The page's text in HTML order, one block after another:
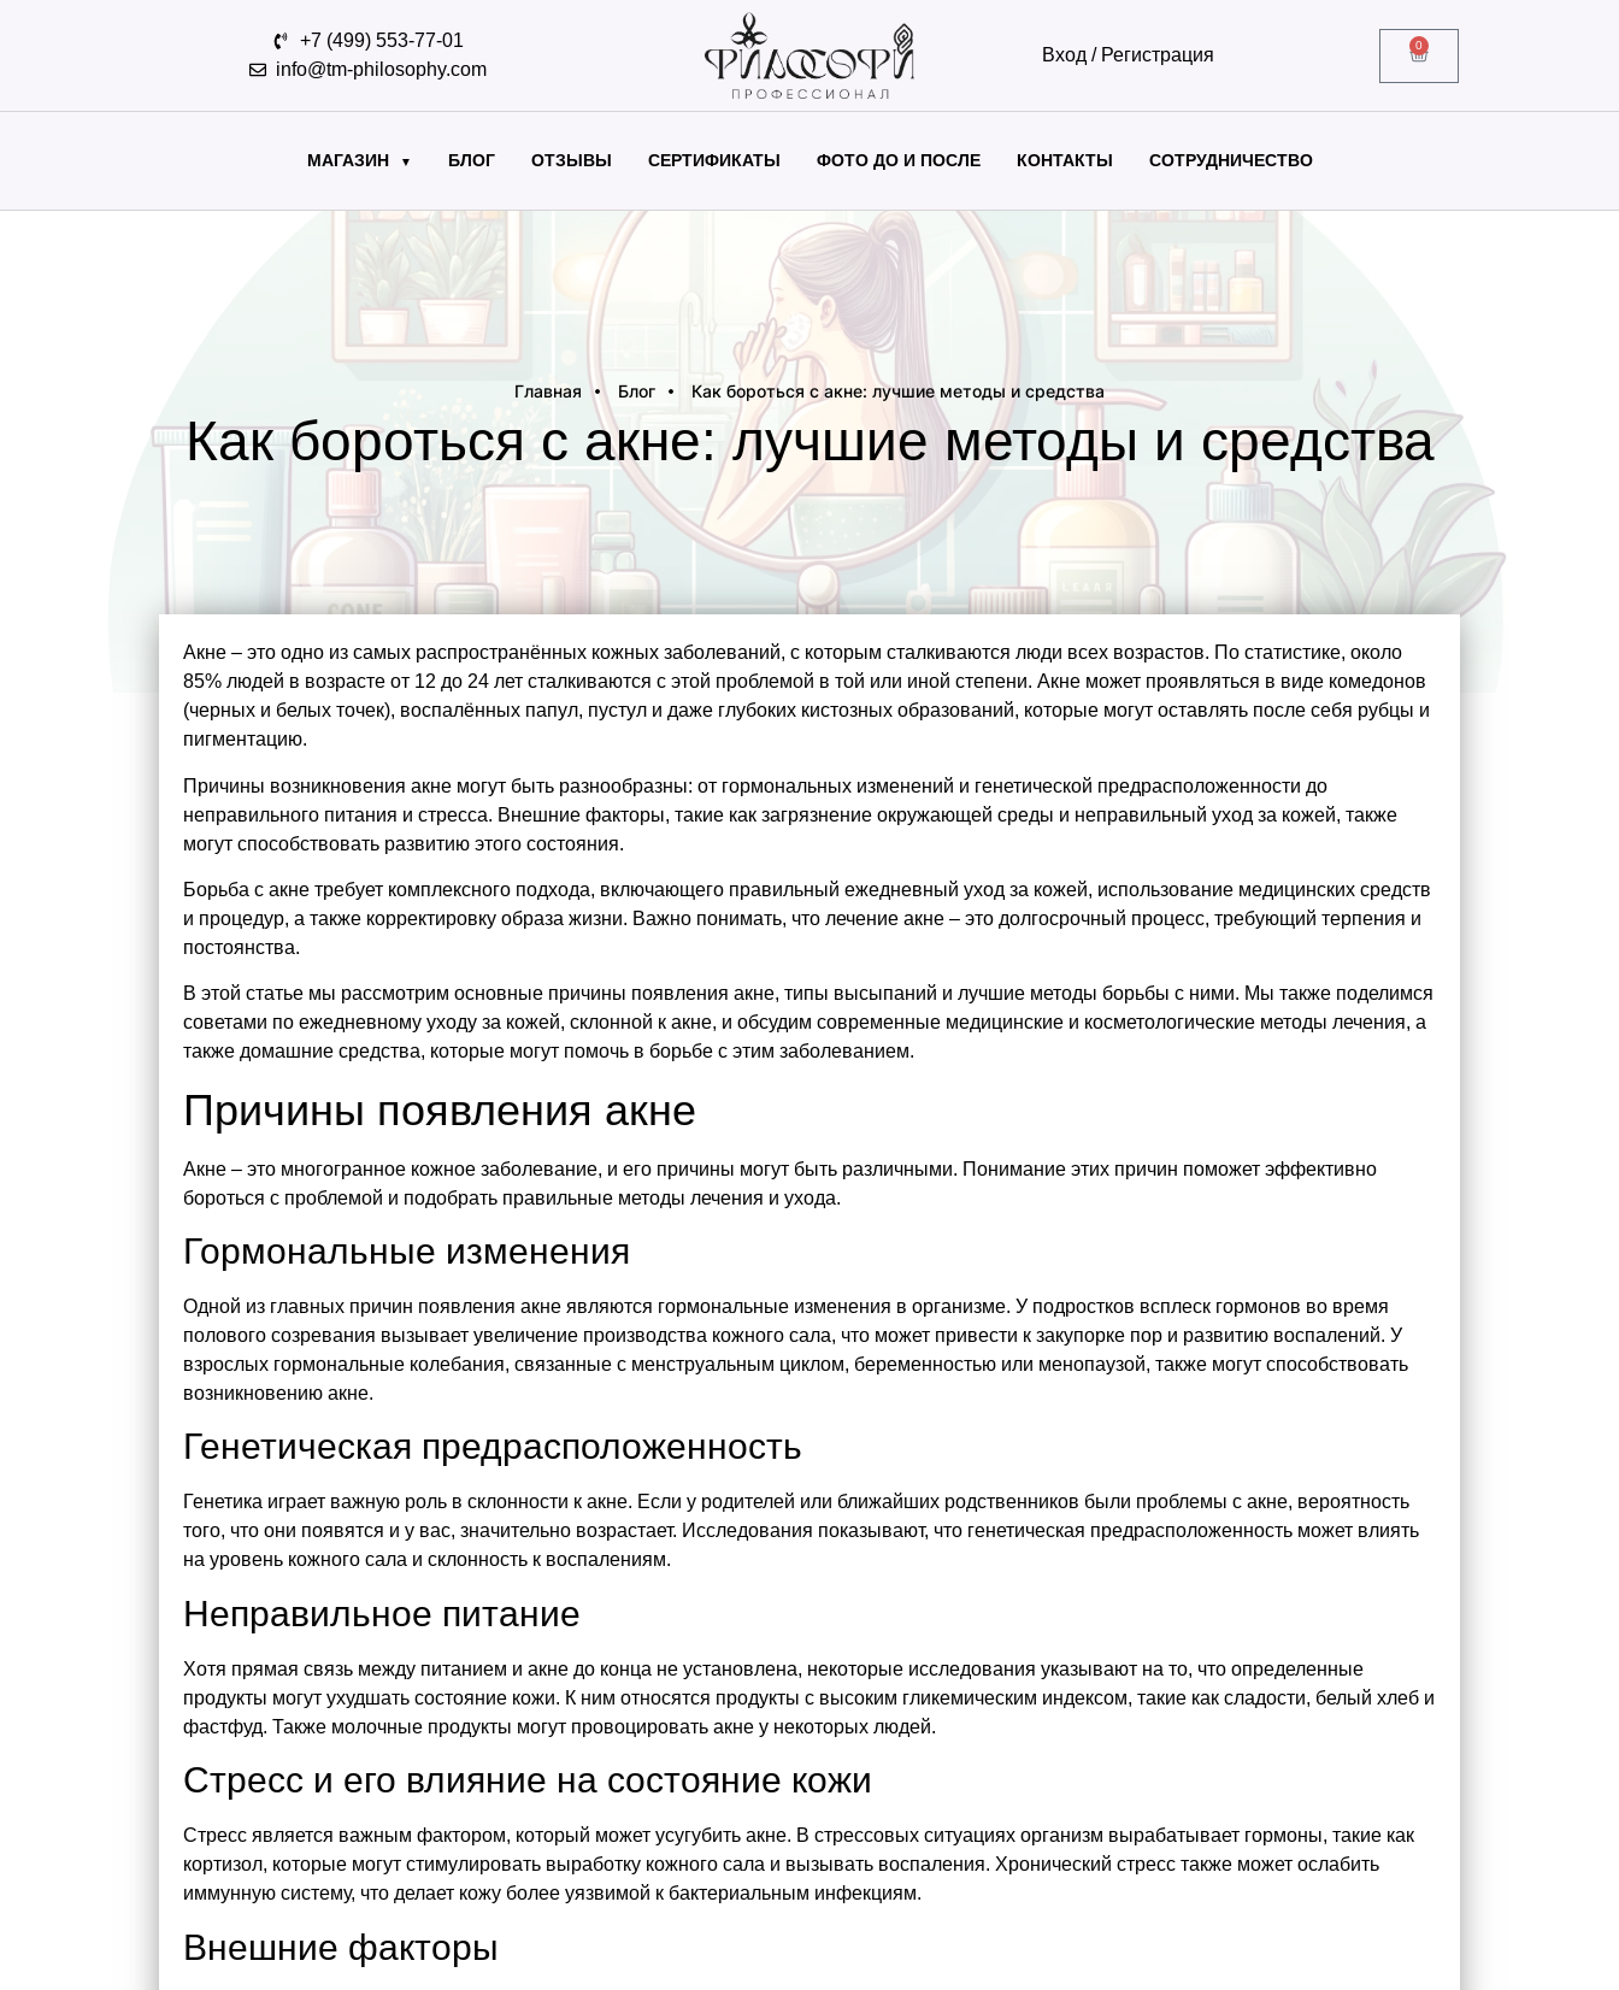
+7 (499) 553-77-01
info@tm-philosophy.com
Вход / Регистрация 0
МАГАЗИН ▼ БЛОГ ОТЗЫВЫ СЕРТИФИКАТЫ ФОТО ДО И ПОСЛЕ КОНТАКТЫ СОТРУДНИЧЕСТВО
Главная Блог Как бороться с акне: лучшие методы и средства
Как бороться с акне: лучшие методы и средства
Акне – это одно из самых распространённых кожных заболеваний, с которым сталкиваются люди всех возрастов. По статистике, около
85% людей в возрасте от 12 до 24 лет сталкиваются с этой проблемой в той или иной степени. Акне может проявляться в виде комедонов
(черных и белых точек), воспалённых папул, пустул и даже глубоких кистозных образований, которые могут оставлять после себя рубцы и
пигментацию.
Причины возникновения акне могут быть разнообразны: от гормональных изменений и генетической предрасположенности до
неправильного питания и стресса. Внешние факторы, такие как загрязнение окружающей среды и неправильный уход за кожей, также
могут способствовать развитию этого состояния.
Борьба с акне требует комплексного подхода, включающего правильный ежедневный уход за кожей, использование медицинских средств
и процедур, а также корректировку образа жизни. Важно понимать, что лечение акне – это долгосрочный процесс, требующий терпения и
постоянства.
В этой статье мы рассмотрим основные причины появления акне, типы высыпаний и лучшие методы борьбы с ними. Мы также поделимся
советами по ежедневному уходу за кожей, склонной к акне, и обсудим современные медицинские и косметологические методы лечения, а
также домашние средства, которые могут помочь в борьбе с этим заболеванием.
Причины появления акне
Акне – это многогранное кожное заболевание, и его причины могут быть различными. Понимание этих причин поможет эффективно
бороться с проблемой и подобрать правильные методы лечения и ухода.
Гормональные изменения
Одной из главных причин появления акне являются гормональные изменения в организме. У подростков всплеск гормонов во время
полового созревания вызывает увеличение производства кожного сала, что может привести к закупорке пор и развитию воспалений. У
взрослых гормональные колебания, связанные с менструальным циклом, беременностью или менопаузой, также могут способствовать
возникновению акне.
Генетическая предрасположенность
Генетика играет важную роль в склонности к акне. Если у родителей или ближайших родственников были проблемы с акне, вероятность
того, что они появятся и у вас, значительно возрастает. Исследования показывают, что генетическая предрасположенность может влиять
на уровень кожного сала и склонность к воспалениям.
Неправильное питание
Хотя прямая связь между питанием и акне до конца не установлена, некоторые исследования указывают на то, что определенные
продукты могут ухудшать состояние кожи. К ним относятся продукты с высоким гликемическим индексом, такие как сладости, белый хлеб и
фастфуд. Также молочные продукты могут провоцировать акне у некоторых людей.
Стресс и его влияние на состояние кожи
Стресс является важным фактором, который может усугубить акне. В стрессовых ситуациях организм вырабатывает гормоны, такие как
кортизол, которые могут стимулировать выработку кожного сала и вызывать воспаления. Хронический стресс также может ослабить
иммунную систему, что делает кожу более уязвимой к бактериальным инфекциям.
Внешние факторы